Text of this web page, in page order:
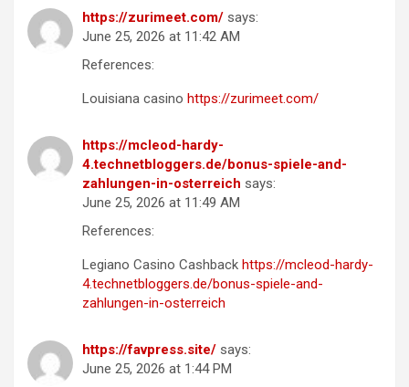
https://zurimeet.com/ says:
June 25, 2026 at 11:42 AM
References:
Louisiana casino https://zurimeet.com/
https://mcleod-hardy-
4.technetbloggers.de/bonus-spiele-and-
zahlungen-in-osterreich says:
June 25, 2026 at 11:49 AM
References:
Legiano Casino Cashback https://mcleod-hardy-
4.technetbloggers.de/bonus-spiele-and-
zahlungen-in-osterreich
https://favpress.site/ says:
June 25, 2026 at 1:44 PM